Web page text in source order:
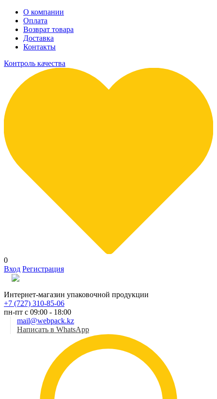
О компании
Оплата
Возврат товара
Доставка
Контакты
Контроль качества
0
Вход Регистрация
Интернет-магазин упаковочной продукции
+7 (727) 310-85-06
пн-пт с 09:00 - 18:00
mail@webpack.kz
Написать в WhatsApp